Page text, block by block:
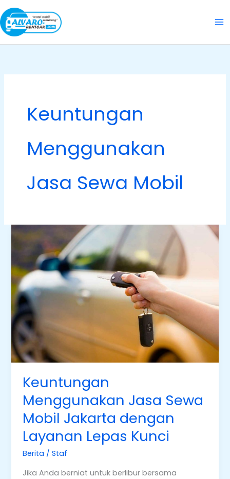
Skip
to
content
Keuntungan
Menggunakan
Jasa Sewa Mobil
Keuntungan
Menggunakan Jasa Sewa
Mobil Jakarta dengan
Layanan Lepas Kunci
Berita /Staf
Jika Anda berniat untuk berlibur bersama
Keuntungan
Menggunakan
Jasa
Sewa
Mobil
Jakarta
dengan
Layanan
Lepas
Kunci